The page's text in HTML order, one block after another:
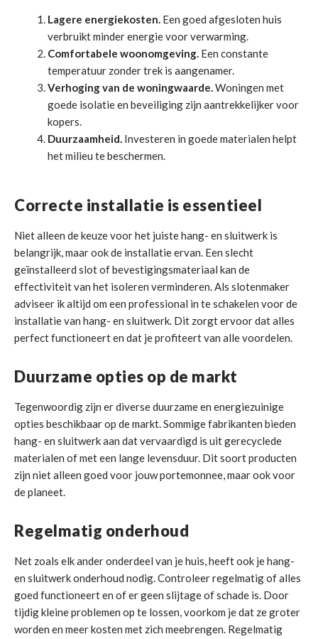
Lagere energiekosten.Een goed afgesloten huis
verbruikt minder energie voor verwarming.
Comfortabele woonomgeving.Een constante
temperatuur zonder trek is aangenamer.
Verhoging van de woningwaarde.Woningen met
goede isolatie en beveiliging zijn aantrekkelijker voor
kopers.
Duurzaamheid.Investeren in goede materialen helpt
het milieu te beschermen.
Correcte installatie is essentieel
Niet alleen de keuze voor het juiste hang- en sluitwerk is
belangrijk, maar ook de installatie ervan. Een slecht
geïnstalleerd slot of bevestigingsmateriaal kan de
effectiviteit van het isoleren verminderen. Als slotenmaker
adviseer ik altijd om een professional in te schakelen voor de
installatie van hang- en sluitwerk. Dit zorgt ervoor dat alles
perfect functioneert en dat je profiteert van alle voordelen.
Duurzame opties op de markt
Tegenwoordig zijn er diverse duurzame en energiezuinige
opties beschikbaar op de markt. Sommige fabrikanten bieden
hang- en sluitwerk aan dat vervaardigd is uit gerecyclede
materialen of met een lange levensduur. Dit soort producten
zijn niet alleen goed voor jouw portemonnee, maar ook voor
de planeet.
Regelmatig onderhoud
Net zoals elk ander onderdeel van je huis, heeft ook je hang-
en sluitwerk onderhoud nodig. Controleer regelmatig of alles
goed functioneert en of er geen slijtage of schade is. Door
tijdig kleine problemen op te lossen, voorkom je dat ze groter
worden en meer kosten met zich meebrengen. Regelmatig